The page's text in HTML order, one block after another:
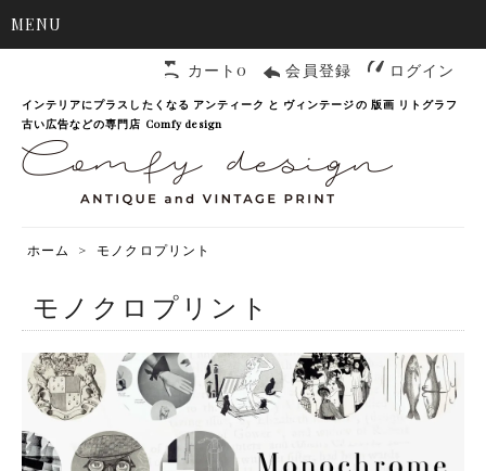
MENU
カート0 会員登録 ログイン
インテリアにプラスしたくなる アンティーク と ヴィンテージの 版画 リトグラフ
古い広告などの専門店 Comfy design
ホーム > モノクロプリント
モノクロプリント